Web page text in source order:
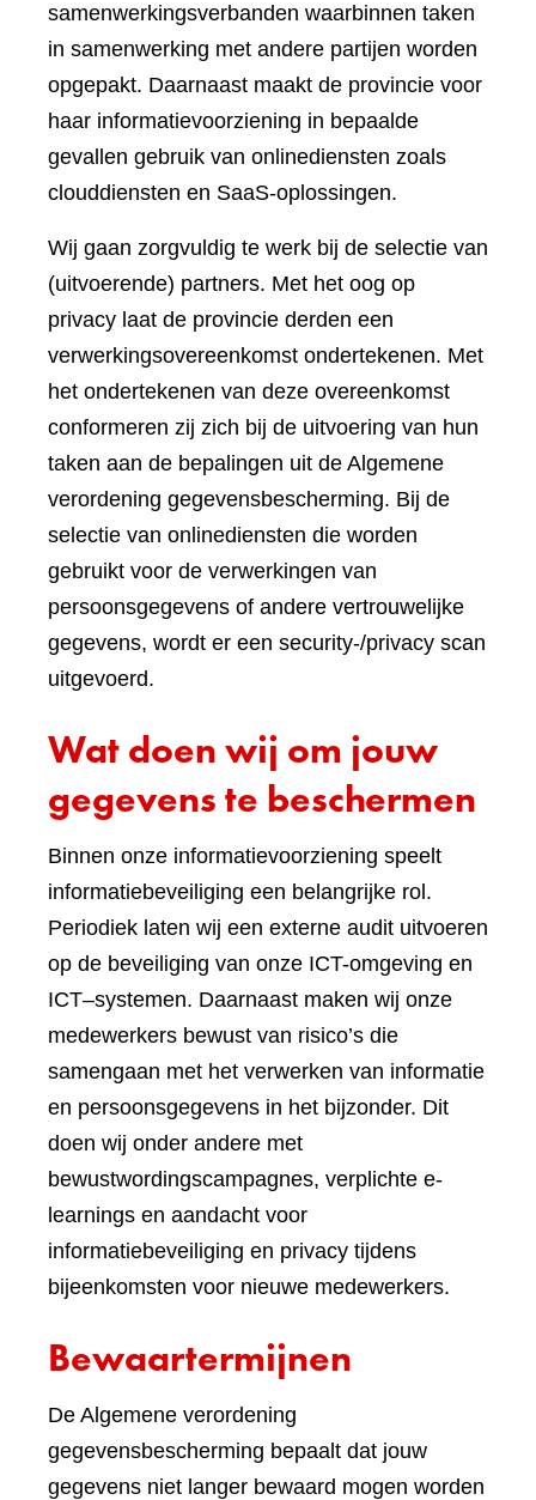
samenwerkingsverbanden waarbinnen taken
in samenwerking met andere partijen worden
opgepakt. Daarnaast maakt de provincie voor
haar informatievoorziening in bepaalde
gevallen gebruik van onlinediensten zoals
clouddiensten en SaaS-oplossingen.
Wij gaan zorgvuldig te werk bij de selectie van
(uitvoerende) partners. Met het oog op
privacy laat de provincie derden een
verwerkingsovereenkomst ondertekenen. Met
het ondertekenen van deze overeenkomst
conformeren zij zich bij de uitvoering van hun
taken aan de bepalingen uit de Algemene
verordening gegevensbescherming. Bij de
selectie van onlinediensten die worden
gebruikt voor de verwerkingen van
persoonsgegevens of andere vertrouwelijke
gegevens, wordt er een security-/privacy scan
uitgevoerd.
Wat doen wij om jouw
gegevens te beschermen
Binnen onze informatievoorziening speelt
informatiebeveiliging een belangrijke rol.
Periodiek laten wij een externe audit uitvoeren
op de beveiliging van onze ICT-omgeving en
ICT–systemen. Daarnaast maken wij onze
medewerkers bewust van risico’s die
samengaan met het verwerken van informatie
en persoonsgegevens in het bijzonder. Dit
doen wij onder andere met
bewustwordingscampagnes, verplichte e-
learnings en aandacht voor
informatiebeveiliging en privacy tijdens
bijeenkomsten voor nieuwe medewerkers.
Bewaartermijnen
De Algemene verordening
gegevensbescherming bepaalt dat jouw
gegevens niet langer bewaard mogen worden